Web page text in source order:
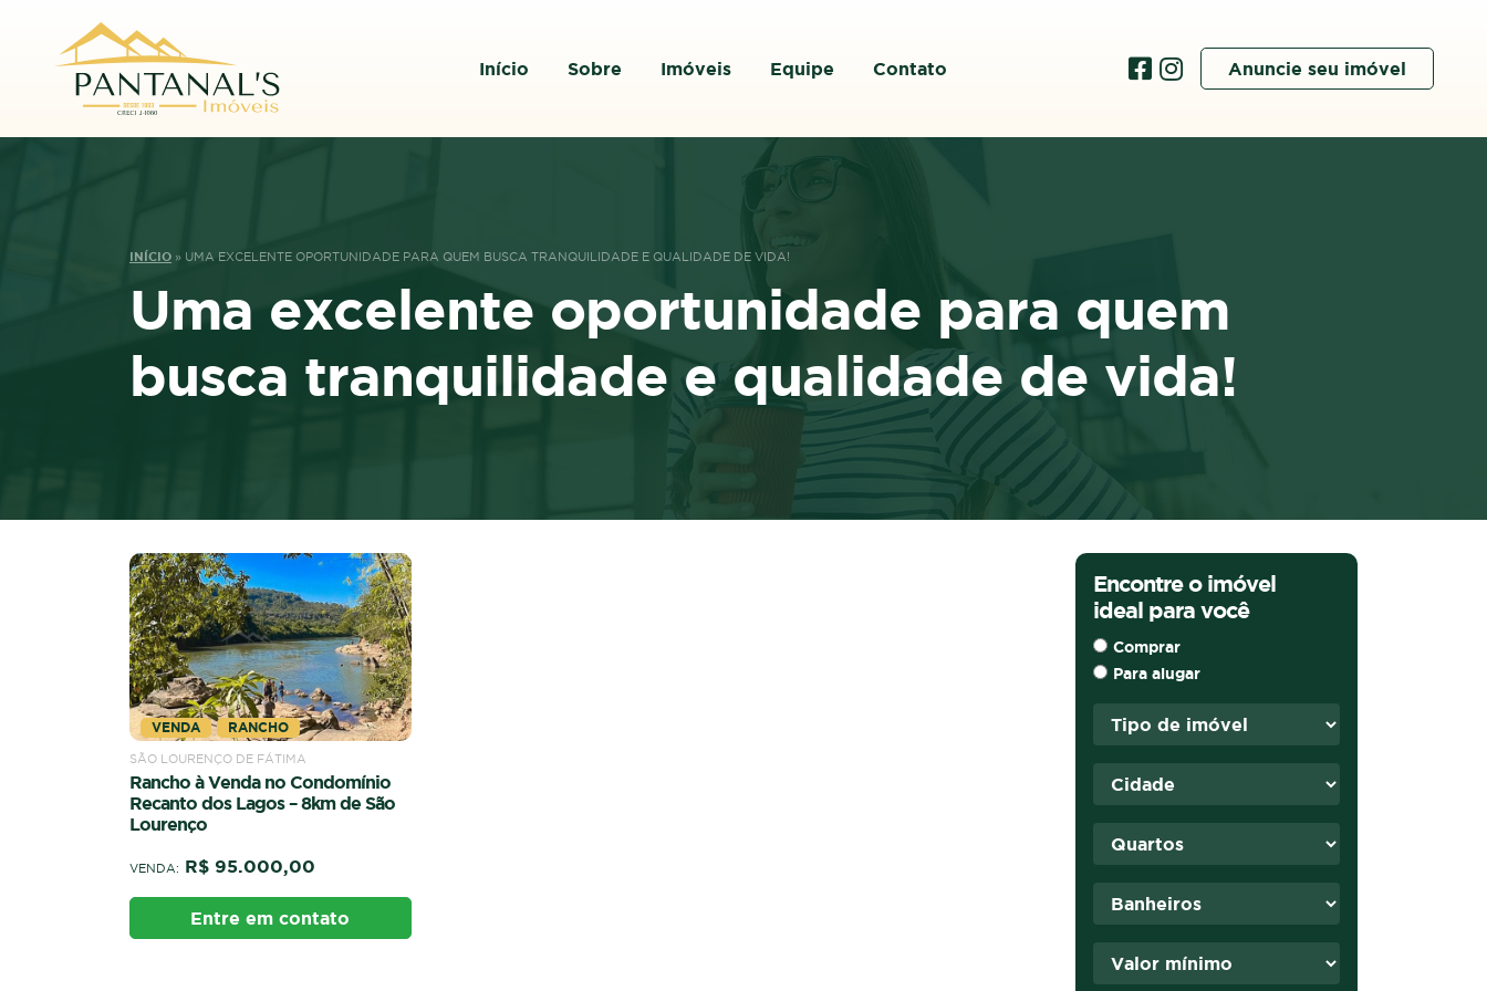
Início Sobre Imóveis Equipe Contato Anuncie seu imóvel
INÍCIO » UMA EXCELENTE OPORTUNIDADE PARA QUEM BUSCA TRANQUILIDADE E QUALIDADE DE VIDA!
Uma excelente oportunidade para quem
busca tranquilidade e qualidade de vida!
VENDA RANCHO
SÃO LOURENÇO DE FÁTIMA
Rancho à Venda no Condomínio
Recanto dos Lagos – 8km de São
Lourenço
VENDA: R$ 95.000,00
Entre em contato
Encontre o imóvel
ideal para você
Comprar
Para alugar